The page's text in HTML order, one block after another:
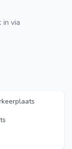
via